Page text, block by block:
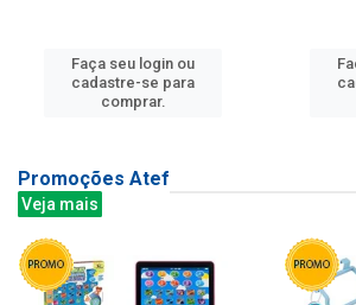
Faça seu login ou
cadastre-se para
comprar.
Promoções Atef
Veja mais